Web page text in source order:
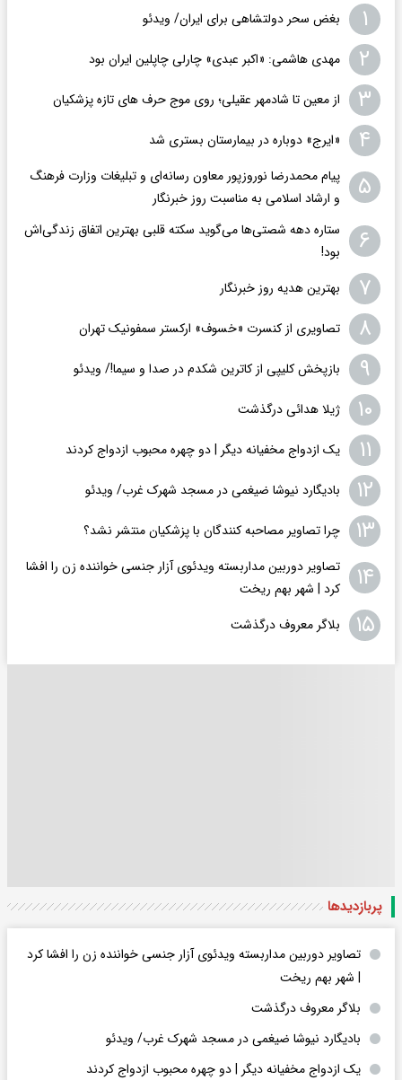
۱ بغض سحر دولتشاهی برای ایران/ ویدئو
۲ مهدی هاشمی: «اکبر عبدی» چارلی چاپلین ایران بود
۳ از معین تا شادمهر عقیلی؛ روی موج حرف های تازه پزشکیان
۴ «ایرج» دوباره در بیمارستان بستری شد
۵
پیام محمدرضا نوروزپور معاون رسانه‌ای و تبلیغات وزارت فرهنگ
و ارشاد اسلامی به مناسبت روز خبرنگار
۶
ستاره دهه شصتی‌ها می‌گوید سکته قلبی بهترین اتفاق زندگی‌اش
بود!
۷ بهترین هدیه روز خبرنگار
۸ تصاویری از کنسرت «خسوف» ارکستر سمفونیک تهران
۹ بازپخش کلیپی از کاترین شکدم در صدا و سیما!/ ویدئو
۱۰ ژیلا هدائی درگذشت
۱۱ یک ازدواج مخفیانه دیگر | دو چهره محبوب ازدواج کردند
۱۲ بادیگارد نیوشا ضیغمی در مسجد شهرک غرب/ ویدئو
۱۳ چرا تصاویر مصاحبه کنندگان با پزشکیان منتشر نشد؟
۱۴
تصاویر دوربین مداربسته ویدئوی آزار جنسی خواننده زن را افشا
کرد | شهر بهم ریخت
۱۵ بلاگر معروف درگذشت
پربازدید‌ها
تصاویر دوربین مداربسته ویدئوی آزار جنسی خواننده زن را افشا کرد
| شهر بهم ریخت
بلاگر معروف درگذشت
بادیگارد نیوشا ضیغمی در مسجد شهرک غرب/ ویدئو
یک ازدواج مخفیانه دیگر | دو چهره محبوب ازدواج کردند